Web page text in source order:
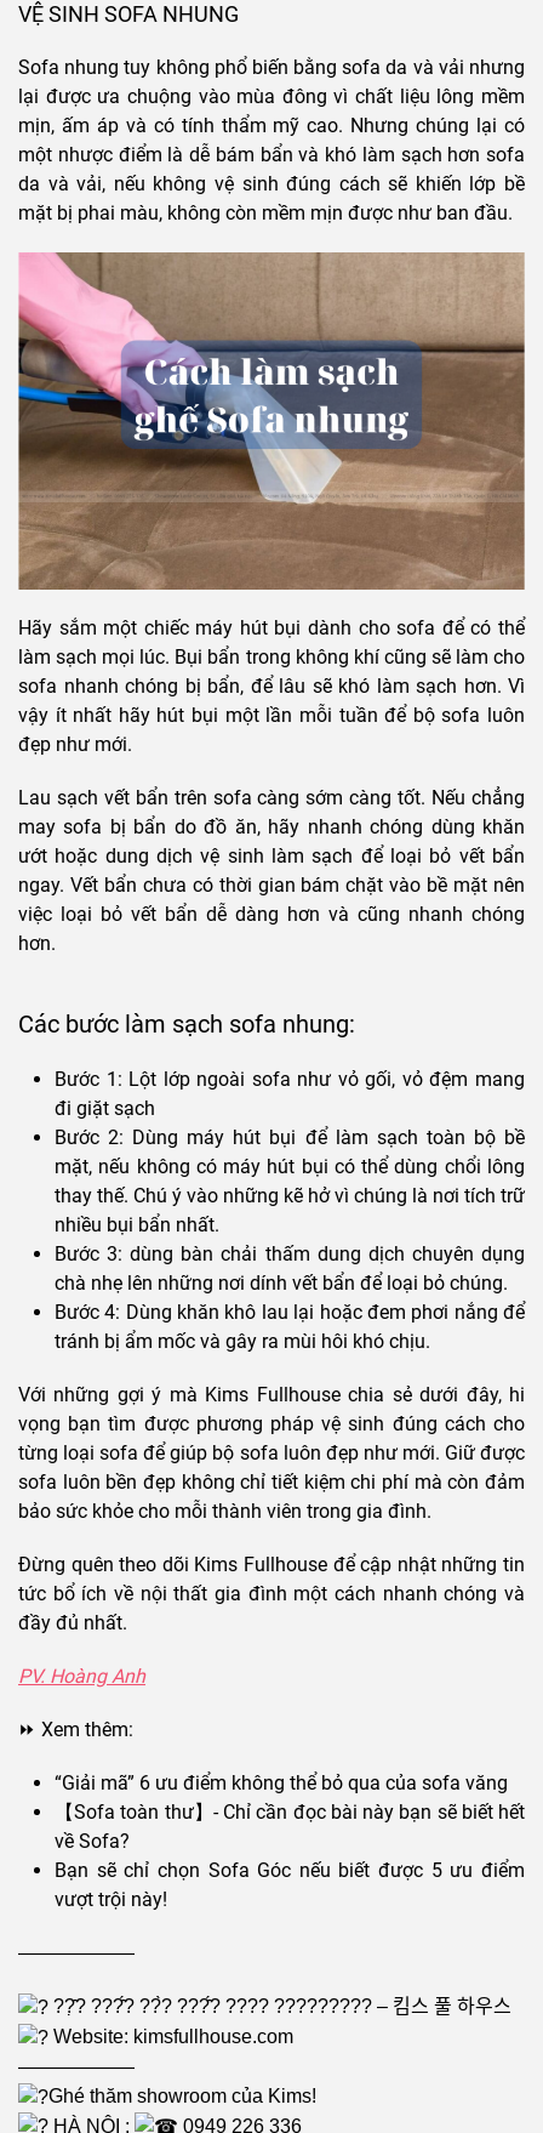
VỆ SINH SOFA NHUNG
Sofa nhung tuy không phổ biến bằng sofa da và vải nhưng
lại được ưa chuộng vào mùa đông vì chất liệu lông mềm
mịn, ấm áp và có tính thẩm mỹ cao. Nhưng chúng lại có
một nhược điểm là dễ bám bẩn và khó làm sạch hơn sofa
da và vải, nếu không vệ sinh đúng cách sẽ khiến lớp bề
mặt bị phai màu, không còn mềm mịn được như ban đầu.
Hãy sắm một chiếc máy hút bụi dành cho sofa để có thể
làm sạch mọi lúc. Bụi bẩn trong không khí cũng sẽ làm cho
sofa nhanh chóng bị bẩn, để lâu sẽ khó làm sạch hơn. Vì
vậy ít nhất hãy hút bụi một lần mỗi tuần để bộ sofa luôn
đẹp như mới.
Lau sạch vết bẩn trên sofa càng sớm càng tốt. Nếu chẳng
may sofa bị bẩn do đồ ăn, hãy nhanh chóng dùng khăn
ướt hoặc dung dịch vệ sinh làm sạch để loại bỏ vết bẩn
ngay. Vết bẩn chưa có thời gian bám chặt vào bề mặt nên
việc loại bỏ vết bẩn dễ dàng hơn và cũng nhanh chóng
hơn.
Các bước làm sạch sofa nhung:
Bước 1: Lột lớp ngoài sofa như vỏ gối, vỏ đệm mang
đi giặt sạch
Bước 2: Dùng máy hút bụi để làm sạch toàn bộ bề
mặt, nếu không có máy hút bụi có thể dùng chổi lông
thay thế. Chú ý vào những kẽ hở vì chúng là nơi tích trữ
nhiều bụi bẩn nhất.
Bước 3: dùng bàn chải thấm dung dịch chuyên dụng
chà nhẹ lên những nơi dính vết bẩn để loại bỏ chúng.
Bước 4: Dùng khăn khô lau lại hoặc đem phơi nắng để
tránh bị ẩm mốc và gây ra mùi hôi khó chịu.
Với những gợi ý mà Kims Fullhouse chia sẻ dưới đây, hi
vọng bạn tìm được phương pháp vệ sinh đúng cách cho
từng loại sofa để giúp bộ sofa luôn đẹp như mới. Giữ được
sofa luôn bền đẹp không chỉ tiết kiệm chi phí mà còn đảm
bảo sức khỏe cho mỗi thành viên trong gia đình.
Đừng quên theo dõi Kims Fullhouse để cập nhật những tin
tức bổ ích về nội thất gia đình một cách nhanh chóng và
đầy đủ nhất.
PV. Hoàng Anh
⏩ Xem thêm:
“Giải mã” 6 ưu điểm không thể bỏ qua của sofa văng
【Sofa toàn thư】- Chỉ cần đọc bài này bạn sẽ biết hết
về Sofa?
Bạn sẽ chỉ chọn Sofa Góc nếu biết được 5 ưu điểm
vượt trội này!
——————
??̣̂? ???̂́? ??̀? ???̂́? ???? ????????? – 킴스 풀 하우스
Website: kimsfullhouse.com
——————
Ghé thăm showroom của Kims!
HÀ NỘI :
0949 226 336